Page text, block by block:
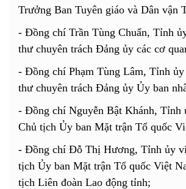
Trưởng Ban Tuyên giáo và Dân vận
- Đồng chí Trần Tùng Chuẩn, Tỉnh
thư chuyên trách Đảng ủy các cơ
- Đồng chí Phạm Tùng Lâm, Tỉnh
thư chuyên trách Đảng ủy Ủy ban
- Đồng chí Nguyễn Bật Khánh, Tỉnh
Chủ tịch Ủy ban Mặt trận Tổ quốc
- Đồng chí Đỗ Thị Hương, Tỉnh ủy
tịch Ủy ban Mặt trận Tổ quốc Việt
tịch Liên đoàn Lao động tỉnh;